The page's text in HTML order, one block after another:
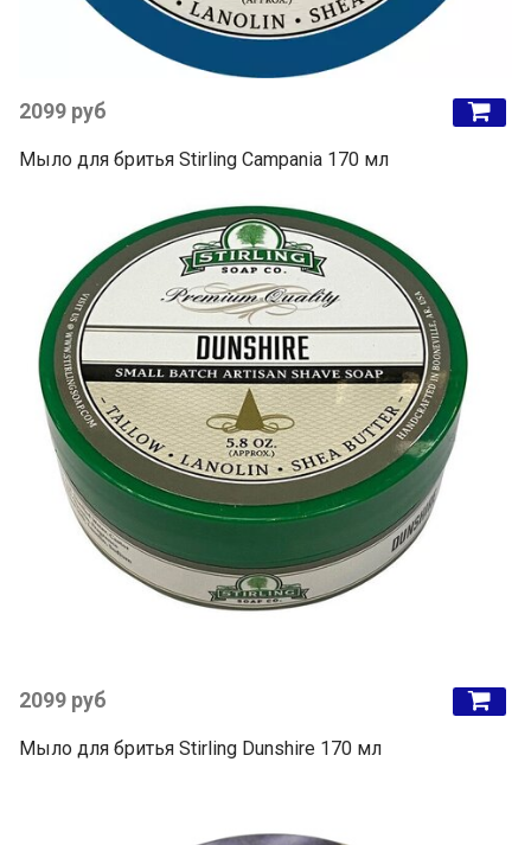
2099 руб
Мыло для бритья Stirling Campania 170 мл
2099 руб
Мыло для бритья Stirling Dunshire 170 мл